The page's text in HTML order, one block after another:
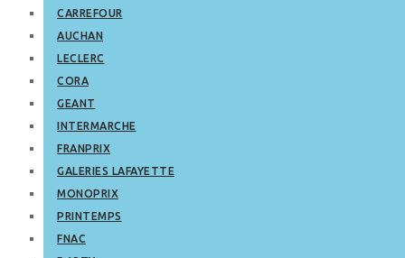
CARREFOUR
AUCHAN
LECLERC
CORA
GEANT
INTERMARCHE
FRANPRIX
GALERIES LAFAYETTE
MONOPRIX
PRINTEMPS
FNAC